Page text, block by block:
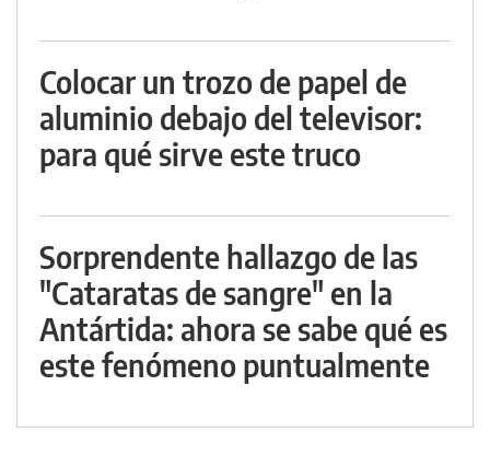
Colocar un trozo de papel de
aluminio debajo del televisor:
para qué sirve este truco
Sorprendente hallazgo de las
"Cataratas de sangre" en la
Antártida: ahora se sabe qué es
este fenómeno puntualmente